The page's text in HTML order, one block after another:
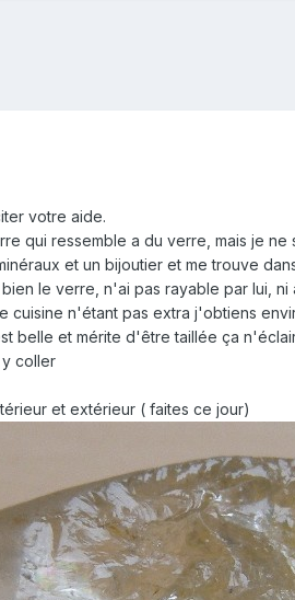
votre aide.
qui ressemble a du verre, mais je ne
et un bijoutier et me trouve
le verre, n'ai pas rayable par lui,
cuisine n'étant pas extra j'obtiens
belle et mérite d'être taillée ça
coller
et extérieur ( faites ce jour)